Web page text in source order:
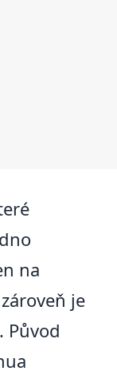
na
je
Původ